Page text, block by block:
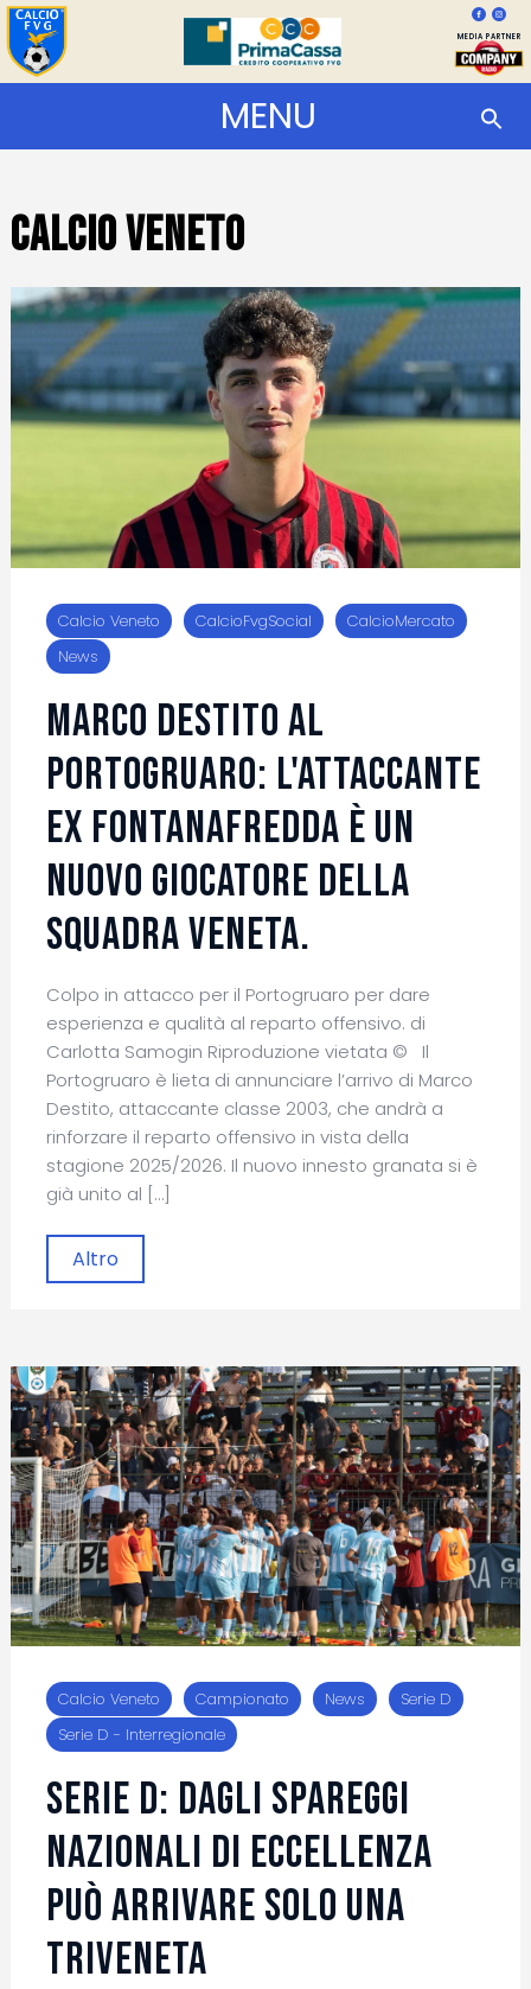
MEDIA PARTNER
MENU
Calcio Veneto
Calcio Veneto CalcioFvgSocial
CalcioMercato
News
Marco Destito al
Portogruaro: l'attaccante
ex Fontanafredda è un
nuovo giocatore della
squadra veneta.
Colpo in attacco per il Portogruaro per dare
esperienza e qualità al reparto offensivo. di
Carlotta Samogin Riproduzione vietata © Il
Portogruaro è lieta di annunciare l’arrivo di Marco
Destito, attaccante classe 2003, che andrà a
rinforzare il reparto offensivo in vista della
stagione 2025/2026. Il nuovo innesto granata si è
già unito al […]
Altro
Calcio Veneto Campionato News
Serie D
Serie D - Interregionale
Serie D: dagli Spareggi
Nazionali di Eccellenza
può arrivare solo una
triveneta